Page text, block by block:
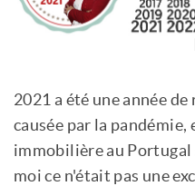
2021 a été une année
causée par la
immobilière au Portugal
moi ce n'était pas une